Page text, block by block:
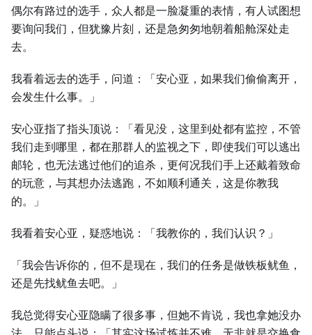
偶尔有路过的选手，众人都是一脸凝重的表情，有人试图想
要询问我们，但犹豫片刻，还是急匆匆地朝着船舱深处走
去。
我看着远去的选手，问道：「安心亚，如果我们偷偷离开，
会发生什么事。」
安心亚指了指头顶说：「看见没，这里到处都有监控，不管
我们走到哪里，都在那群人的监视之下，即使我们可以逃出
邮轮，也无法逃过他们的追杀，更何况我们手上还戴着致命
的玩意，与其想办法逃跑，不如顺利通关，这是你教我
的。」
我看着安心亚，疑惑地说：「我教你的，我们认识？」
「我会告诉你的，但不是现在，我们的任务是做铁板鱿鱼，
还是先找鱿鱼去吧。」
我总觉得安心亚隐瞒了很多事，但她不肯说，我也拿她没办